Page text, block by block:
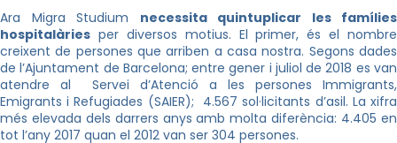
Ara Migra Studium necessita quintuplicar les famílies
hospitalàries per diversos motius. El primer, és el nombre
creixent de persones que arriben a casa nostra. Segons dades
de l’Ajuntament de Barcelona; entre gener i juliol de 2018 es van
atendre al Servei d’Atenció a les persones Immigrants,
Emigrants i Refugiades (SAIER); 4.567 sol·licitants d’asil. La xifra
més elevada dels darrers anys amb molta diferència: 4.405 en
tot l’any 2017 quan el 2012 van ser 304 persones.